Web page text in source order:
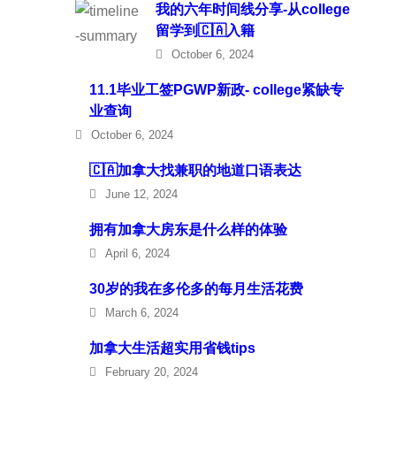
我的六年时间线分享-从college
留学到🇨🇦入籍
October 6, 2024
11.1毕业工签PGWP新政- college紧缺专
业查询
October 6, 2024
🇨🇦加拿大找兼职的地道口语表达
June 12, 2024
拥有加拿大房东是什么样的体验
April 6, 2024
30岁的我在多伦多的每月生活花费
March 6, 2024
加拿大生活超实用省钱tips
February 20, 2024